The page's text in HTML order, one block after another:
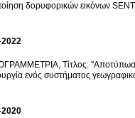
δορυφορικών εικόνων
Τίτλος: "Αποτύπωση
ενός συστήματος